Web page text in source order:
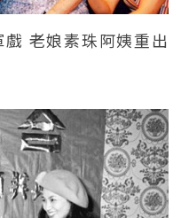
老娘素珠阿姨重出